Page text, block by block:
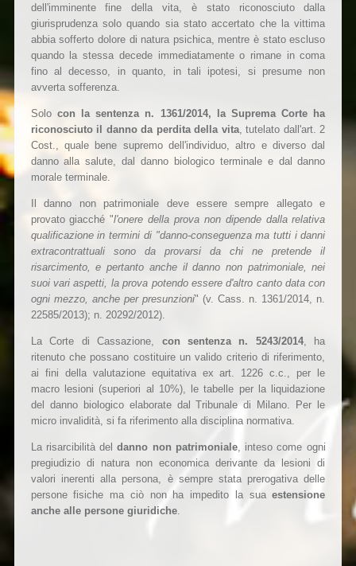
dell'imminente fine della vita, è stato riconosciuto dalla
giurisprudenza solo quando sia stato accertato che la vittima
abbia sofferto dolore di natura psichica, mentre è stato escluso
quando la stessa decede immediatamente o rimane in coma
fino al decesso, in quanto, in tali ipotesi, si presume non
avverta sofferenza.
Solo con la sentenza n. 1361/2014, la Suprema Corte ha
riconosciuto il danno da perdita della vita, tutelato dall'art. 2
Cost., quale bene supremo dell'individuo, altro e diverso dal
danno alla salute, dal danno biologico terminale e dal danno
morale terminale.
Il danno non patrimoniale deve essere sempre allegato e
provato giacché "l'onere della prova non dipende dalla relativa
qualificazione in termini di "danno-conseguenza ma tutti i danni
extracontrattuali sono da provarsi da chi ne pretende il
risarcimento, e pertanto anche il danno non patrimoniale, nei
suoi vari aspetti, la prova potendo essere d'altro canto data con
ogni mezzo, anche per presunzioni" (v. Cass. n. 1361/2014, n.
22585/2013); n. 20292/2012).
La Corte di Cassazione, con sentenza n. 5243/2014 , ha
ritenuto che possano costituire un valido criterio di riferimento,
ai fini della valutazione equitativa ex art. 1226 c.c., per le
macro lesioni (superiori al 10%), le tabelle per la liquidazione
del danno biologico elaborate dal Tribunale di Milano. Per le
micro invalidità, si fa riferimento alla disciplina normativa.
La risarcibilità deldanno non patrimoniale, inteso come ogni
pregiudizio di natura non economica derivante da lesioni di
valori inerenti alla persona, è sempre stata prerogativa delle
persone fisiche ma ciò non ha impedito la suaestensione
anche alle persone giuridiche.